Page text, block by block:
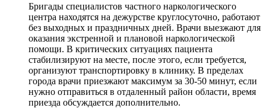
Бригады специалистов частного наркологического
центра находятся на дежурстве круглосуточно, работают
без выходных и праздничных дней. Врачи выезжают для
оказания экстренной и плановой наркологической
помощи. В критических ситуациях пациента
стабилизируют на месте, после этого, если требуется,
организуют транспортировку в клинику. В пределах
города врачи приезжают максимум за 30-50 минут, если
нужно отправиться в отдаленный район области, время
приезда обсуждается дополнительно.